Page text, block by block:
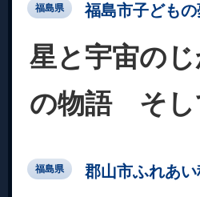
福島県 福島市子ども
星と宇宙の
の物語 そし
福島県 郡山市ふれあ